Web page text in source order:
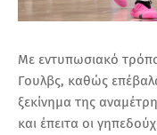
Με εντυπωσιακό
Γουλβς, καθώς
ξεκίνημα της
και έπειτα οι